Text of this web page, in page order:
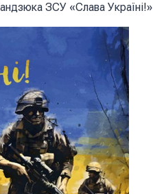
ЗСУ «Слава Україні!»